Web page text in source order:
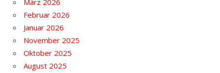
März 2026
Februar 2026
Januar 2026
November 2025
Oktober 2025
August 2025